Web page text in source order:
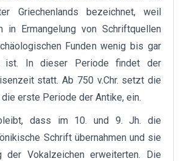
Griechenlands bezeichnet, weil
in Ermangelung von Schriftquellen
Funden wenig bis gar
ist. In dieser Periode findet der
statt. Ab 750 v.Chr. setzt die
erste Periode der Antike, ein.
dass im 10. und 9. Jh. die
Schrift übernahmen und sie
der Vokalzeichen erweiterten. Die